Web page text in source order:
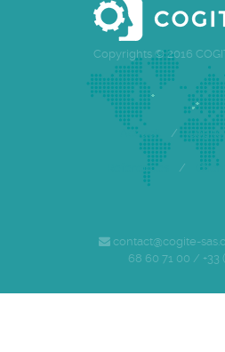
Copyrights © 2016
Accueil / Cogite
Références /
contact@cogite-
68 60 71 00 / +33